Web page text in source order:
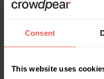
Consent
This website uses
reikalavimų, kurie taikomi su
kelią finansiniams
Teisinė informacija